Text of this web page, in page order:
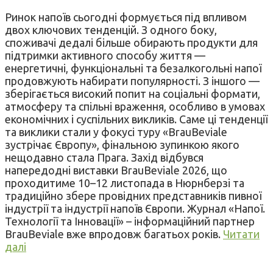
Ринок напоїв сьогодні формується під впливом
двох ключових тенденцій. З одного боку,
споживачі дедалі більше обирають продукти для
підтримки активного способу життя —
енергетичні, функціональні та безалкогольні напої
продовжують набирати популярності. З іншого —
зберігається високий попит на соціальні формати,
атмосферу та спільні враження, особливо в умовах
економічних і суспільних викликів. Саме ці тенденції
та виклики стали у фокусі туру «BrauBeviale
зустрічає Європу», фінальною зупинкою якого
нещодавно стала Прага. Захід відбувся
напередодні виставки BrauBeviale 2026, що
проходитиме 10–12 листопада в Нюрнберзі та
традиційно збере провідних представників пивної
індустрії та індустрії напоїв Європи. Журнал «Напої.
Технології та Інновації» – інформаційний партнер
BrauBeviale вже впродовж багатьох років. Читати
далі